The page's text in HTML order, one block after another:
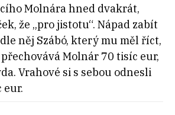
Molnára hned dvakrát,
že „pro jistotu“. Nápad zabít
něj Szábó, který mu měl říct,
přechovává Molnár 70 tisíc eur,
Vrahové si s sebou odnesli
eur.